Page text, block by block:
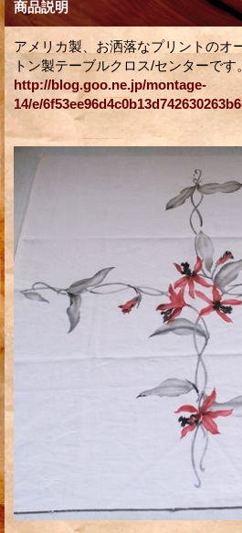
商品説明
アメリカ製、お洒落なプリントのオ
トン製テーブルクロス/センターで
http://blog.goo.ne.jp/montage-
14/e/